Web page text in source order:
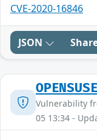
CVE-2020-16846
JSON
Vulnerability
05 13:34 -